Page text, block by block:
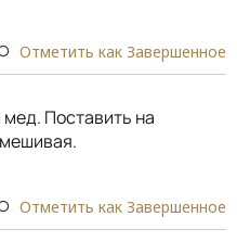
Отметить как Завершенное
Поставить на
Отметить как Завершенное